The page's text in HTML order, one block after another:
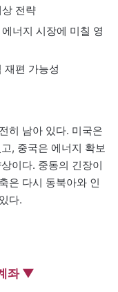
전략
너지 시장에 미칠 영
재편 가능성
히 남아 있다. 미국은
, 중국은 에너지 확보
이다. 중동의 긴장이
은 다시 동북아와 인
다.
좌 ▼